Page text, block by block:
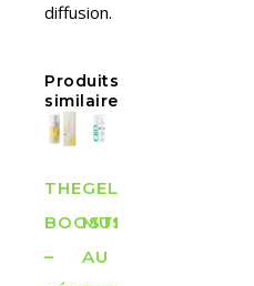
diffusion.
Produits
similaires
THE
BOOSTER
–
GEL
MUSCULAIRE
AU